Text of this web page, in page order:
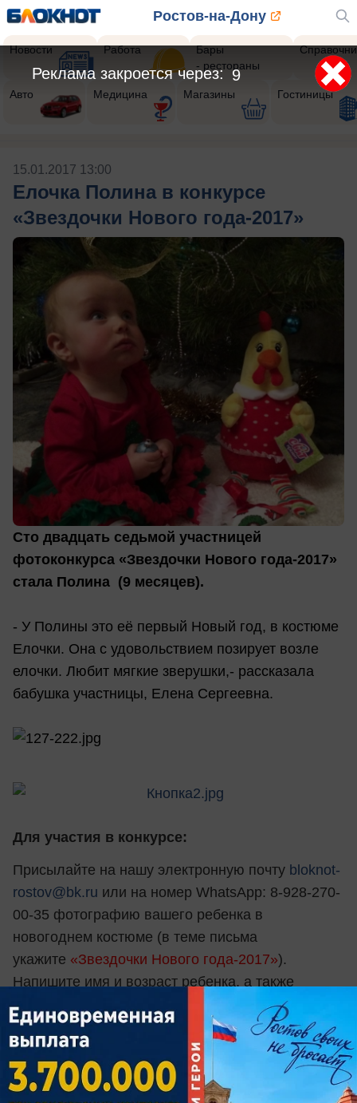
Ростов-на-Дону
Новости Работа
Бары
- рестораны
Авто Медицина Магазины Гостиницы
15.01.2017 13:00
Елочка Полина в конкурсе
«Звездочки Нового года-2017»
Сто двадцать седьмой участницей
фотоконкурса «Звездочки Нового года-2017»
стала Полина (9 месяцев).
- У Полины это её первый Новый год, в костюме
Елочки. Она с удовольствием позирует возле
елочки. Любит мягкие зверушки,- рассказала
бабушка участницы, Елена Сергеевна.
Для участия в конкурсе:
Присылайте на нашу электронную почту bloknot-
rostov@bk.ru или на номер WhatsApp: 8-928-270-
00-35 фотографию вашего ребенка в
новогоднем костюме (в теме письма
укажите «Звездочки Нового года-2017»).
Напишите имя и возраст ребенка, а также
несколько предложений о нем и этом костюме.
Укажите свои контактные данные. Также
пришлите текст: «Я, Анна Ивановна Иванова,
разрешаю использовать фото своей дочери
Елены, 02.11.2012 г.р., на сайте bloknot-rostov.ru
8
Реклама закроется через: